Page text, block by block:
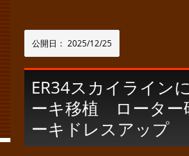
公開日： 2025/12/25
ER34スカイライン
ーキ移植 ロータ
ーキドレスアップ